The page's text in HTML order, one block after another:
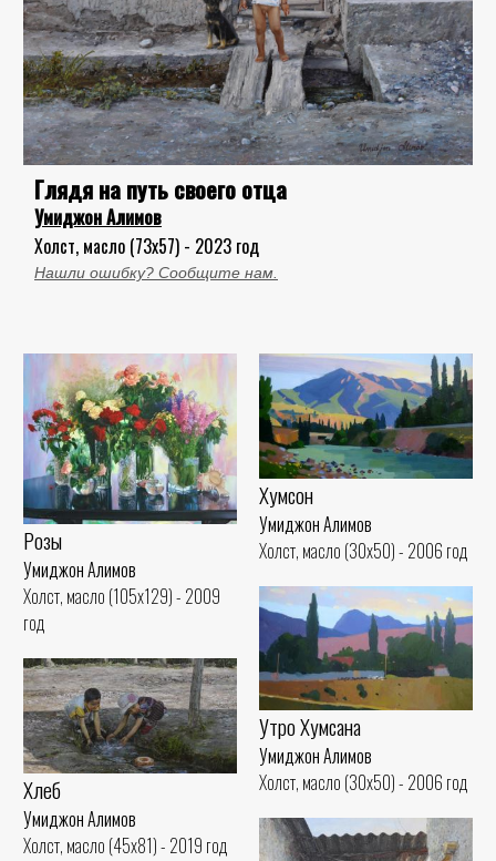
Глядя на путь своего отца
Умиджон Алимов
Холст, масло (73x57) - 2023 год
Нашли ошибку? Сообщите нам.
Розы
Умиджон Алимов
Холст, масло (105x129) - 2009
год
Хумсон
Умиджон Алимов
Холст, масло (30x50) - 2006 год
Утро Хумсана
Умиджон Алимов
Холст, масло (30x50) - 2006 год
Хлеб
Умиджон Алимов
Холст, масло (45x81) - 2019 год